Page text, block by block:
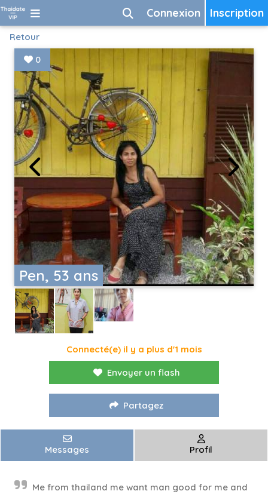
Inscription
Connexion
Retour
Pen, 53 ans
0
Connecté(e) il y a plus d'1 mois
Envoyer un flash
Partagez
Messages Profil
Me from thailand me want man good for me and